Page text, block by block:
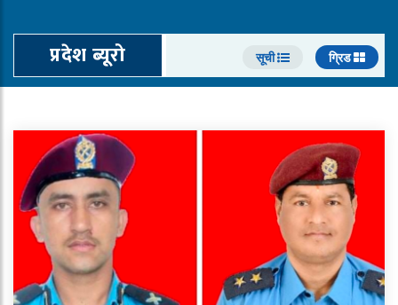
प्रदेश ब्यूरो सूची ग्रिड